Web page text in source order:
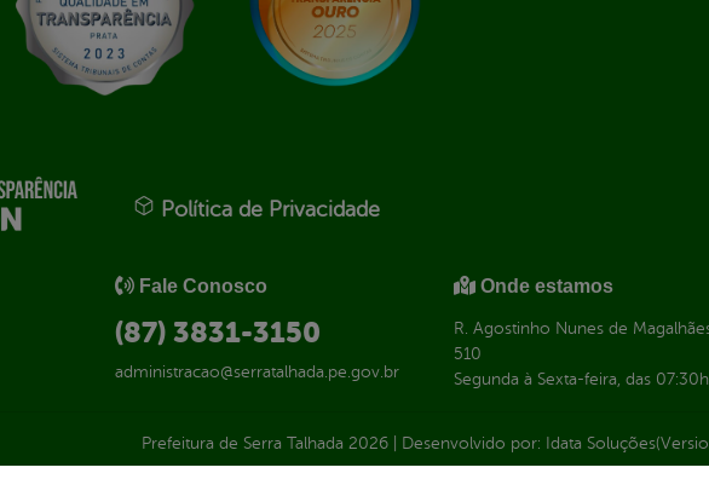
Política de Privacidade
Fale Conosco
(87) 3831-3150
administracao@serratalhada.pe.gov.br
Onde estamos
R. Agostinho Nunes de
510
Segunda à Sexta-feira, das
Prefeitura de Serra Talhada 2026 Desenvolvido por: Idata Soluções